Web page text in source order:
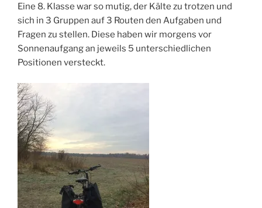
Eine 8. Klasse war so mutig, der Kälte zu trotzen und
sich in 3 Gruppen auf 3 Routen den Aufgaben und
Fragen zu stellen. Diese haben wir morgens vor
Sonnenaufgang an jeweils 5 unterschiedlichen
Positionen versteckt.